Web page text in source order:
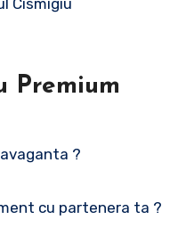
Cismigiu
Premium
?
cu partenera ta ?